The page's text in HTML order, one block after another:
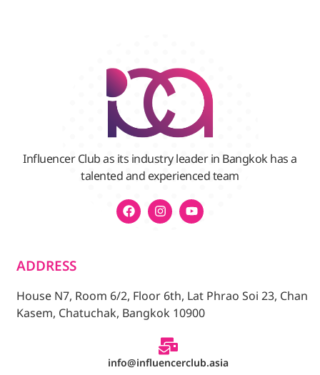
Influencer Club as its industry leader in Bangkok has a
talented and experienced team
ADDRESS
House N7, Room 6/2, Floor 6th, Lat Phrao Soi 23, Chan
Kasem, Chatuchak, Bangkok 10900
info@influencerclub.asia